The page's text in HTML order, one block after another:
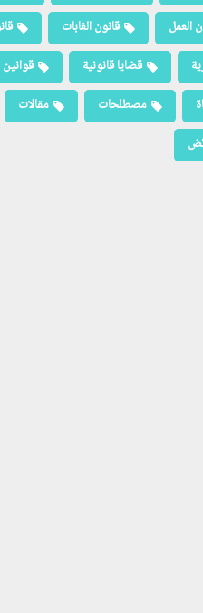
العمل قانون الغابات
قضايا قانونية
مصطلحات مقالات